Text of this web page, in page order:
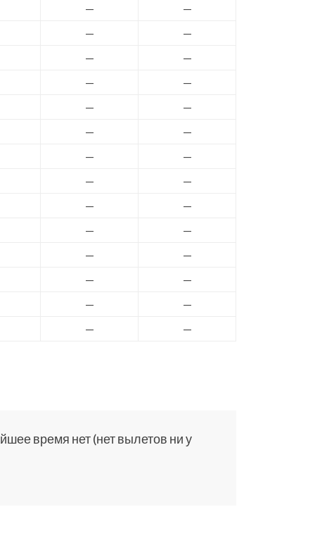
—
—
—
—
—
—
—
—
—
—
—
—
—
—
—
—
—
—
—
—
—
—
—
—
—
—
— —
время нет (нет вылетов ни у